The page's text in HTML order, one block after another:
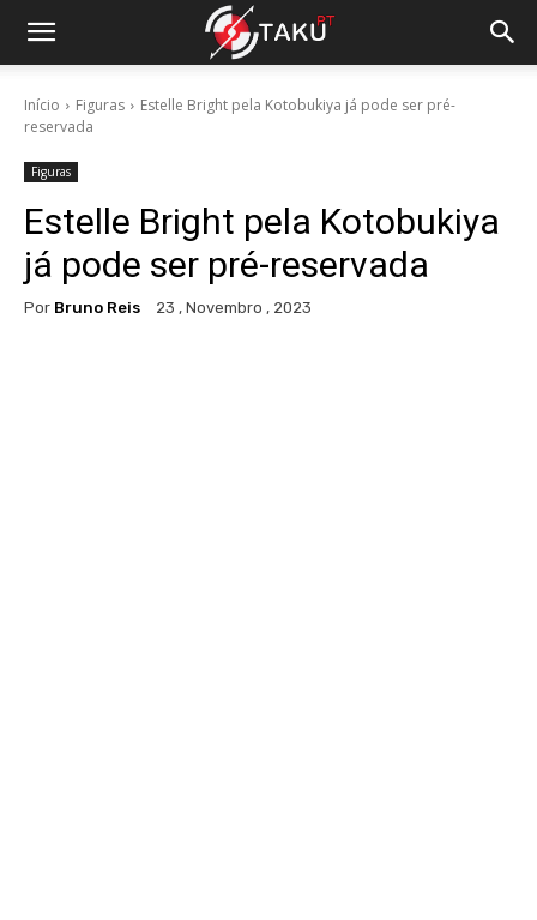
Início Figuras
Estelle Bright pela Kotobukiya já pode ser pré-
reservada
Figuras
Estelle Bright pela Kotobukiya
já pode ser pré-reservada
Por Bruno Reis 23 , Novembro , 2023